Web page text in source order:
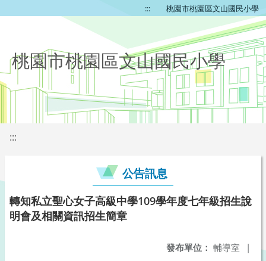
::: 桃園市桃園區文山國民小學
桃園市桃園區文山國民小學
:::
公告訊息
轉知私立聖心女子高級中學109學年度七年級招生說
明會及相關資訊招生簡章
發布單位： 輔導室 |